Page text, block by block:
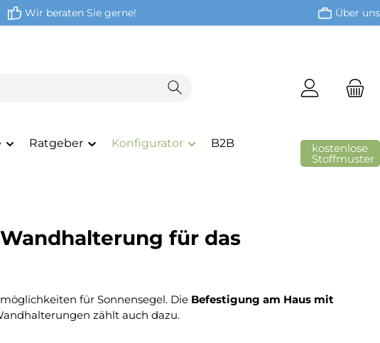
Wir beraten Sie gerne! Über uns
Ratgeber Konfigurator B2B kostenlose
Stoffmuster
für das
für Sonnensegel. Die Befestigung am Haus mit
zählt auch dazu.